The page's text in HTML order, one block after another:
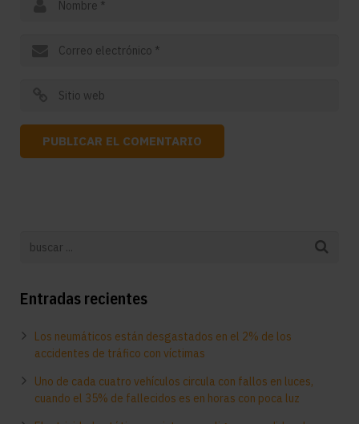
Entradas recientes
Los neumáticos están desgastados en el 2% de los
accidentes de tráfico con víctimas
Uno de cada cuatro vehículos circula con fallos en luces,
cuando el 35% de fallecidos es en horas con poca luz